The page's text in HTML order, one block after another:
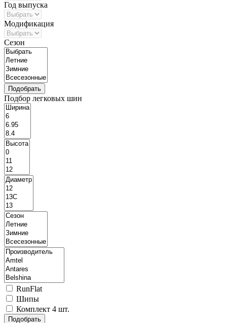
Год выпуска
Модификация
Сезон
Подбор легковых шин
RunFlat
Шипы
Комплект 4 шт.